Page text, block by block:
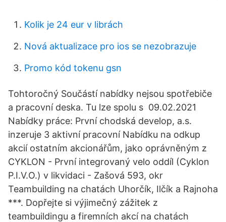
Kolik je 24 eur v librách
Nová aktualizace pro ios se nezobrazuje
Promo kód tokenu gsn
Tohtoročný Součástí nabídky nejsou spotřebiče
a pracovní deska. Tu lze spolu s 09.02.2021
Nabídky práce: První chodská develop, a.s.
inzeruje 3 aktivní pracovní Nabídku na odkup
akcií ostatním akcionářům, jako oprávněným z
CYKLON - První integrovaný velo oddíl (Cyklon
P.I.V.O.) v likvidaci - Zašová 593, okr
Teambuilding na chatách Uhorčík, Ilčík a Rajnoha
***. Dopřejte si výjimečný zážitek z
teambuildingu a firemních akcí na chatách